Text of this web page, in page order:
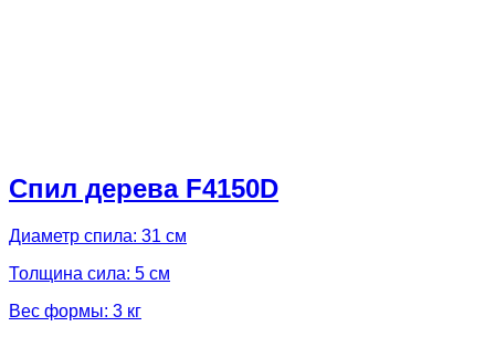
Спил дерева F4150D
Диаметр спила: 31 см
Толщина сила: 5 см
Вес формы: 3 кг